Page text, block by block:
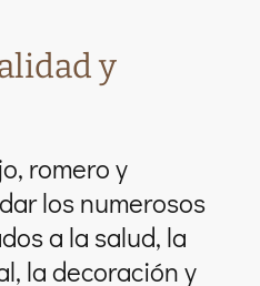
y
romero y
los numerosos
a la salud, la
la decoración y